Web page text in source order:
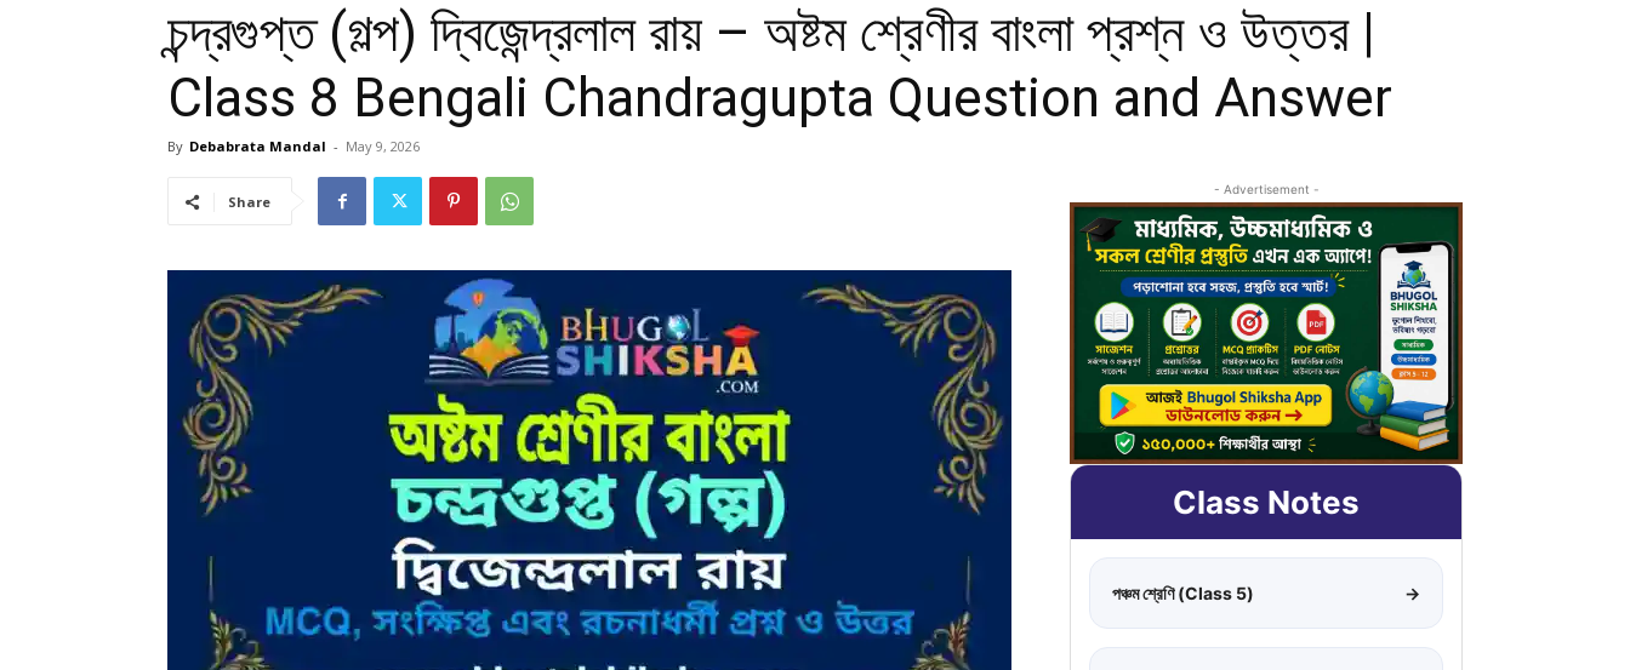
চন্দ্রগুপ্ত (গল্প) দ্বিজেন্দ্রলাল রায় – অষ্টম শ্রেণীর বাংলা প্রশ্ন ও উত্তর |
Class 8 Bengali Chandragupta Question and Answer
By Debabrata Mandal - May 9, 2026
Share
- Advertisement -
Class Notes
পঞ্চম শ্রেণি (Class 5) →